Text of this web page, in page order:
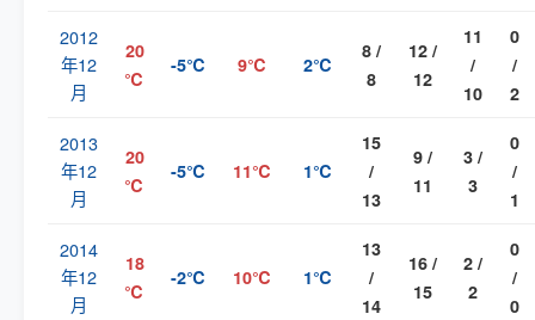
2012
年12
月
20
℃
-5℃ 9℃ 2℃
8 /
8
12 /
12
11
/
10
0
/
2
2013
年12
月
20
℃
-5℃ 11℃ 1℃
15
/
13
9 /
11
3 /
3
0
/
1
2014
年12
月
18
℃
-2℃ 10℃ 1℃
13
/
14
16 /
15
2 /
2
0
/
0